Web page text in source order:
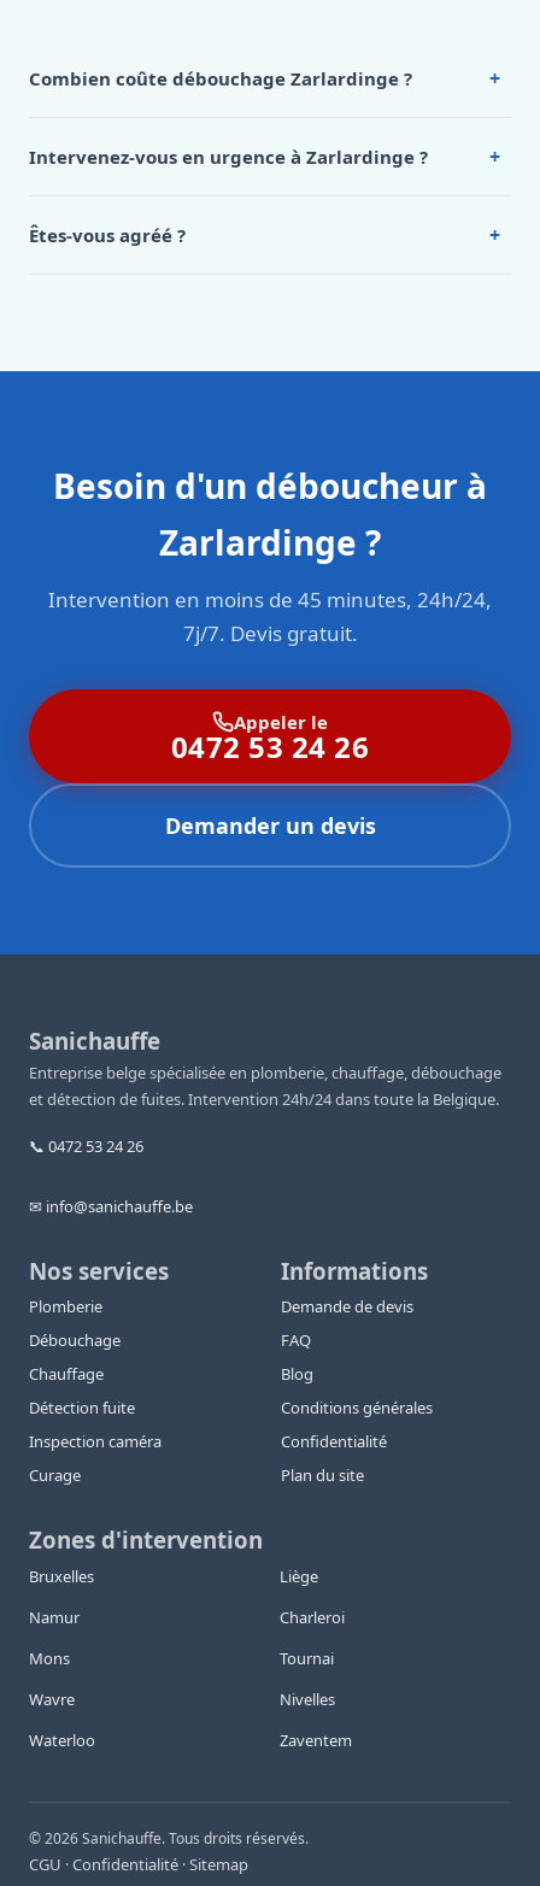
Combien coûte débouchage Zarlardinge ? +
Zarlardinge, appelez le 0472 53 24 26.
Intervenez-vous en urgence à Zarlardinge ? +
Êtes-vous agréé ? +
Besoin d'un déboucheur à
Zarlardinge ?
Intervention en moins de 45 minutes, 24h/24,
7j/7. Devis gratuit.
Appeler le
0472 53 24 26
Demander un devis
Sanichauffe
Entreprise belge spécialisée en plomberie, chauffage, débouchage
et détection de fuites. Intervention 24h/24 dans toute la Belgique.
📞 0472 53 24 26
✉ info@sanichauffe.be
Nos services
Plomberie
Débouchage
Chauffage
Détection fuite
Inspection caméra
Curage
Informations
Demande de devis
FAQ
Blog
Conditions générales
Confidentialité
Plan du site
Zones d'intervention
Bruxelles
Liège
Namur
Charleroi
Mons
Tournai
Wavre
Nivelles
Waterloo
Zaventem
©2026Sanichauffe. Tous droits réservés.
CGU ·Confidentialité ·Sitemap